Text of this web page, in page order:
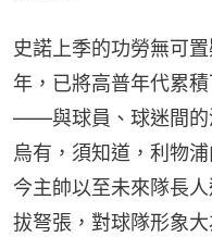
史諾上季的功勞無可
年，已將高普年代累
——與球員、球迷間的
烏有，須知道，利物
今主帥以至未來隊長
拔弩張，對球隊形象